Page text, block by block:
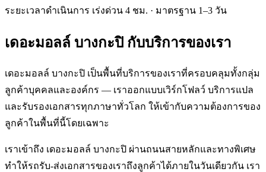
ระยะเวลาดำเนินการ เร่งด่วน 4 ชม. · มาตรฐาน 1–3 วัน
เดอะมอลล์ บางกะปิ กับบริการของเรา
เดอะมอลล์ บางกะปิ เป็นพื้นที่บริการของเราที่ครอบคลุมทั้งกลุ่ม
ลูกค้าบุคคลและองค์กร — เราออกแบบเวิร์กโฟลว์ บริการแปล
และรับรองเอกสารทุกภาษาทั่วโลก ให้เข้ากับความต้องการของ
ลูกค้าในพื้นที่นี้โดยเฉพาะ
เราเข้าถึง เดอะมอลล์ บางกะปิ ผ่านถนนสายหลักและทางพิเศษ
ทำให้รถรับ-ส่งเอกสารของเราถึงลูกค้าได้ภายในวันเดียวกัน เรา